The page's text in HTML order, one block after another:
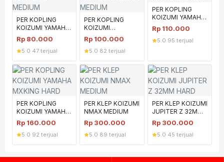
PER KOPLING
KOIZUMI YAMAHA
JUPITER Z
MEDIUM
Rp 80.000
5.0 47 terjual
PER KOPLING
KOIZUMI
KAWASAKI KLX150
MEDIUM
Rp 100.000
5.0 82 terjual
PER KOPLING
KOIZUMI YAMAHA
FIZR KOMPETISI
Rp 110.000
5.0 95 terjual
PER KOPLING
KOIZUMI YAMAHA
MXKING HARD
Rp 160.000
5.0 92 terjual
PER KLEP KOIZUMI
NMAX MEDIUM
Rp 300.000
5.0 89 terjual
PER KLEP KOIZUMI
JUPITER Z 32MM
HARD
Rp 300.000
5.0 45 terjual